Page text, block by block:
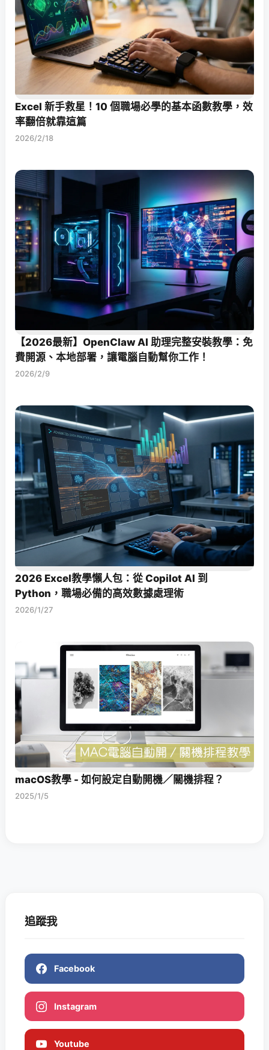
Excel 新手救星！10 個職場必學的基本函數教學，效
率翻倍就靠這篇
2026/2/18
【2026最新】OpenClaw AI 助理完整安裝教學：免
費開源、本地部署，讓電腦自動幫你工作！
2026/2/9
2026 Excel教學懶人包：從 Copilot AI 到
Python，職場必備的高效數據處理術
2026/1/27
macOS教學 - 如何設定自動開機／關機排程？
2025/1/5
追蹤我
Facebook
Instagram
Youtube